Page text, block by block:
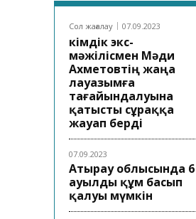
Сол жағалау 07.09.2023
Әкімдік экс-
мәжілісмен Мәди
Ахметовтің жаңа
лауазымға
тағайындалуына
қатысты сұраққа
жауап берді
07.09.2023
Атырау облысында 6
ауылды құм басып
қалуы мүмкін